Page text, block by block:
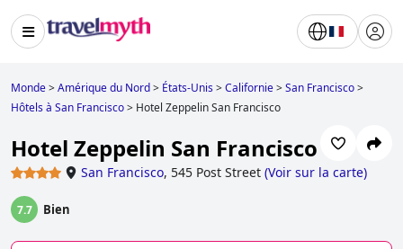
Monde>Amérique du Nord> États-Unis>Californie>San Francisco>
Hôtels à San Francisco> Hotel Zeppelin San Francisco
Hotel Zeppelin San Francisco
San Francisco, 545 Post Street (Voir sur la carte)
7.7 Bien